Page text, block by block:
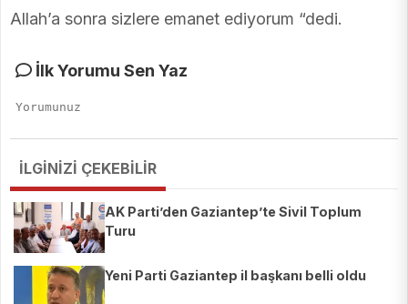
Allah’a sonra sizlere emanet ediyorum “dedi.
İlk Yorumu Sen Yaz
İLGİNİZİ ÇEKEBİLİR
AK Parti’den Gaziantep’te Sivil Toplum
Turu
Yeni Parti Gaziantep il başkanı belli oldu